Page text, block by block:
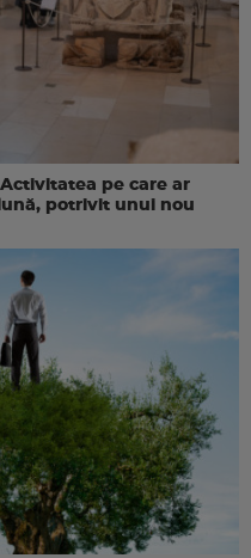
pe care ar
potrivit unui nou